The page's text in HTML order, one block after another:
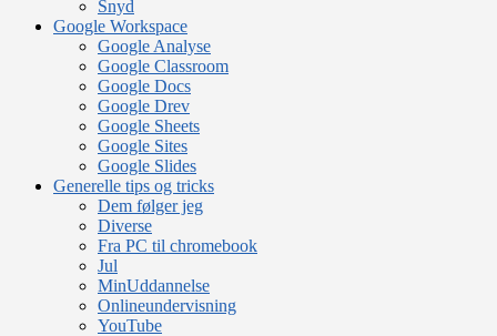
Snyd
Google Workspace
Google Analyse
Google Classroom
Google Docs
Google Drev
Google Sheets
Google Sites
Google Slides
Generelle tips og tricks
Dem følger jeg
Diverse
Fra PC til chromebook
Jul
MinUddannelse
Onlineundervisning
YouTube